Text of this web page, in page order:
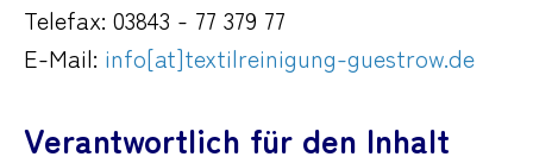
Telefax: 03843 - 77 379 77
E-Mail: info[at]textilreinigung-guestrow.de
Verantwortlich für den Inhalt